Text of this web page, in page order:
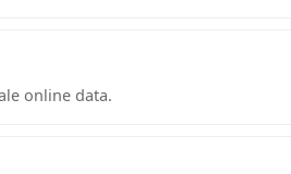
online data.